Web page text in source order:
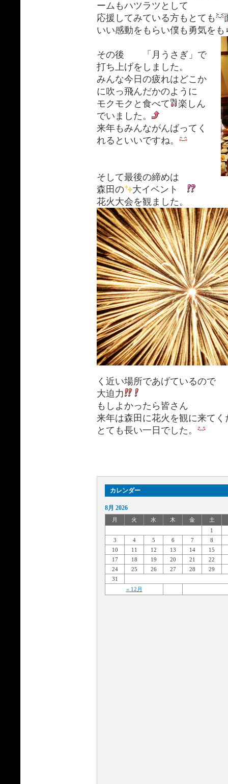
ームもハツラツとして
応援してみている方もとても
いい感動をもらい僕も勇気をも
その後 「月うさぎ」で
打ち上げをしました。
みんな今日の疲れはどこか
に吹っ飛んだかのように
モクモクと食べて
楽しん
でいました。
来年もみんながんばってく
れるといいですね。
そして最後の締めは
森田の
大イベント
花火大会を観ました。
く近い場所であげているので
大迫力
もしよかったら皆さん
来年は森田に花火を観に来てく
とても長い一日でした。
カレンダー
8月 2026
月 火 水 木 金 土
« 12月
1
3
4 5 6 7
8
10
11 12 13 14
15
17
18 19 20 21
22
24
25 26 27 28
29
31